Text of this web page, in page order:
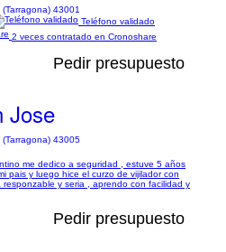
(Tarragona) 43001
Teléfono validado
2 veces contratado en Cronoshare
Pedir presupuesto
Jose
(Tarragona) 43005
me dedico a seguridad , estuve 5 años
pais y luego hice el curzo de vijilador con
y seria , aprendo con facilidad y
Pedir presupuesto